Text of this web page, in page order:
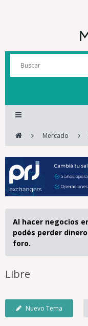
Mercado
Al hacer negocios
podés perder
foro.
Libre
Nuevo Tema